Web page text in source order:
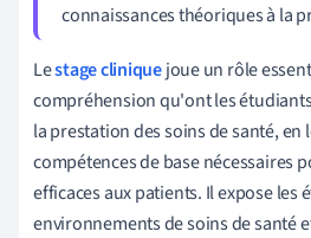
connaissances théoriques à la
Lestage cliniquejoue un rôle
compréhension qu'ont les
la prestation des soins de santé, en
compétences de base nécessaires
efficaces aux patients. Il expose les
environnements de soins de santé